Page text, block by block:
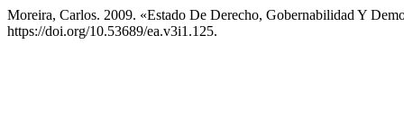
Moreira, Carlos. 2009. «Estado De Derecho, Gobernabilidad Y
https://doi.org/10.53689/ea.v3i1.125.